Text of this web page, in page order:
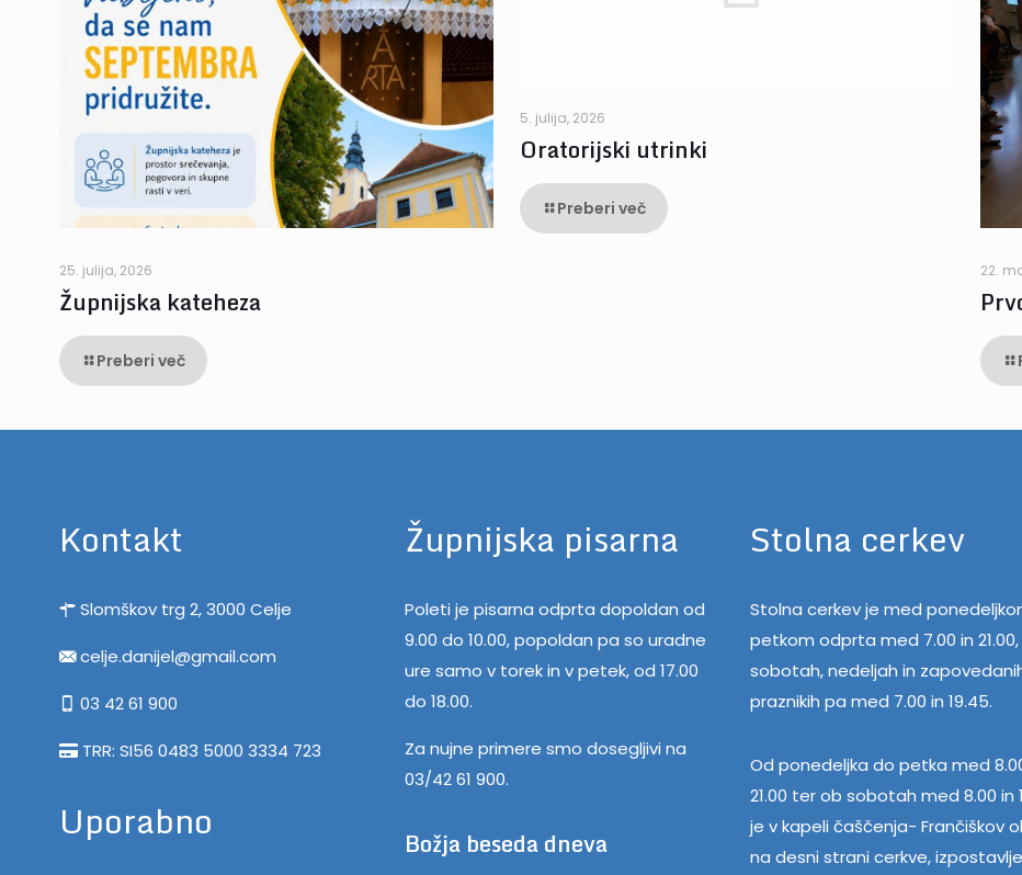
25. julija, 2026
Župnijska kateheza
Preberi več
5. julija, 2026
Oratorijski utrinki
Preberi več
22.
Kontakt
Slomškov trg 2, 3000 Celje
celje.danijel@gmail.com
03 42 61 900
TRR: SI56 0483 5000 3334 723
Uporabno
Župnijska pisarna
Poleti je pisarna odprta dopoldan od
9.00 do 10.00, popoldan pa so uradne
ure samo v torek in v petek, od 17.00
do 18.00.
Za nujne primere smo dosegljivi na
03/42 61 900.
Božja beseda dneva
Stolna cerkev
Stolna cerkev je med
petkom odprta med 7.00 in
sobotah, nedeljah in
praznikih pa med 7.00 in 19.45.
Od ponedeljka do petka med
21.00 ter ob sobotah med 8.00 in
je v kapeli čaščenja- Frančiškov
na desni strani cerkve,